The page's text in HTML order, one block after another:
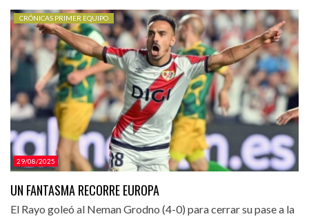
29/08/2025
CRÓNICAS PRIMER EQUIPO
UN FANTASMA RECORRE EUROPA
El Rayo goleó al Neman Grodno (4-0) para cerrar su pase a la